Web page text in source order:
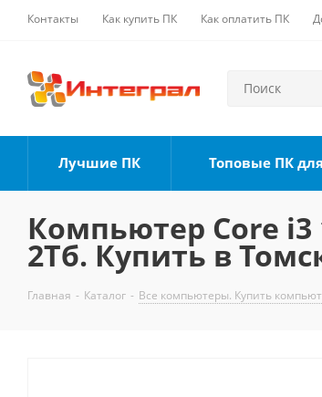
Контакты Как купить ПК Как оплатить ПК
Лучшие ПК Топовые ПК
Компьютер Core i3
2Тб. Купить в
Главная - Каталог - Все компьютеры. Купить